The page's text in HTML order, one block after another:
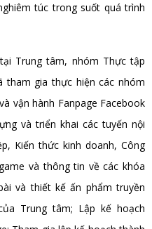
túc trong suốt quá trình
Trung tâm, nhóm Thực tập
tham gia thực hiện các nhóm
vận hành Fanpage Facebook
và triển khai các tuyến nội
Kiến thức kinh doanh, Công
và thông tin về các khóa
và thiết kế ấn phẩm truyền
Trung tâm; Lập kế hoạch